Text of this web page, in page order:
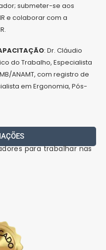
submeter-se aos
e colaborar com a
: Dr. Cláudio
do Trabalho, Especialista
ANAMT, com registro de
em Ergonomia, Pós-
para trabalhar nas